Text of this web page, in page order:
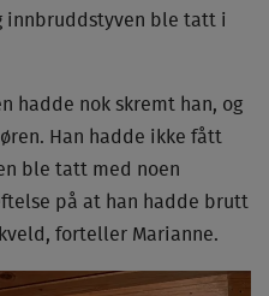
innbruddstyven ble tatt i
hadde nok skremt han, og
Han hadde ikke fått
ble tatt med noen
på at han hadde brutt
forteller Marianne.